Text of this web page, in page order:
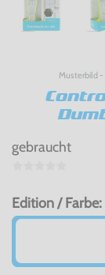
Musterbild -
gebraucht
Edition / Farbe: